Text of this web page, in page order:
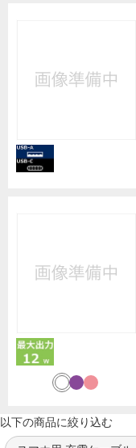
以下の商品に絞り込む